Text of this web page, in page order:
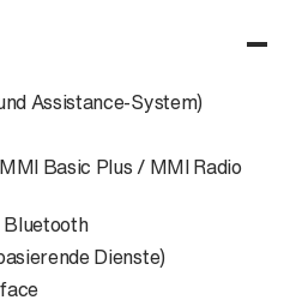
Assistance-System)
Basic Plus / MMI Radio
Dienste)